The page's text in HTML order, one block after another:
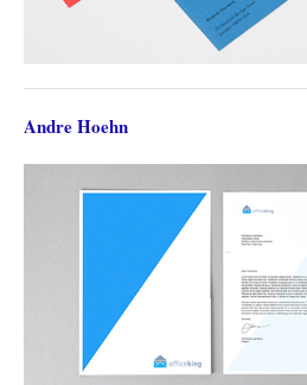
Andre Hoehn